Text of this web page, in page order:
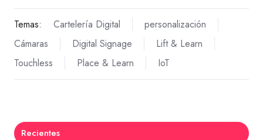
Temas: Cartelería Digital
personalización
Cámaras
Digital Signage
Lift & Learn
Touchless
Place & Learn IoT
Recientes